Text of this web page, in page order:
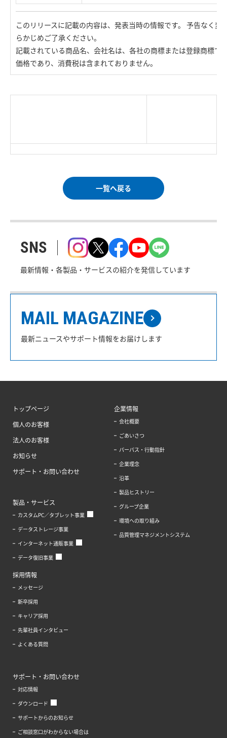
このリリースに記載の内容は、発表当時の情報です。 予告なく変
らかじめご了承ください。
記載されている商品名、会社名は、各社の商標または登録商標で
価格であり、消費税は含まれておりません。
一覧へ戻る
SNS
最新情報・各製品・サービスの紹介を発信しています
MAIL MAGAZINE
最新ニュースやサポート情報をお届けします
トップページ
個人のお客様
法人のお客様
お知らせ
サポート・お問い合わせ
製品・サービス
カスタムPC／タブレット事業
データストレージ事業
インターネット通販事業
データ復旧事業
企業情報
会社概要
ごあいさつ
パーパス・行動指針
企業理念
沿革
製品ヒストリー
グループ企業
環境への取り組み
品質管理マネジメントシステム
採用情報
メッセージ
新卒採用
キャリア採用
先輩社員インタビュー
よくある質問
サポート・お問い合わせ
対応情報
ダウンロード
サポートからのお知らせ
ご相談窓口がわからない場合は